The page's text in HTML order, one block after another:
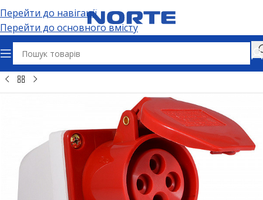
Перейти до навігації
Перейти до основного вмісту
розʼєми та адаптери Силові розʼєми Силові розетки